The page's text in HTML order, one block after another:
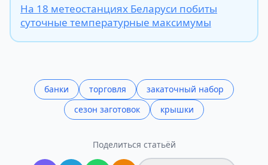
На 18 метеостанциях Беларуси побиты
суточные температурные максимумы
банки торговля
закаточный набор
сезон заготовок
крышки
Поделиться статьёй